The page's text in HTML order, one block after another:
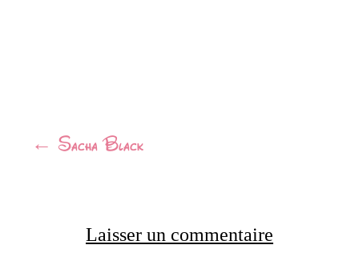
Navigation
← Sacha Black
Laisser un commentaire